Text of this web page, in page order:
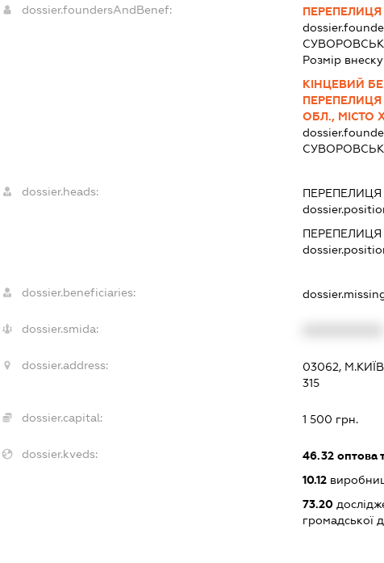
dossier.foundersAndBenef:
Розмір
КІНЦЕВИЙ
ОБЛ., МІСТО
dossier.heads:
dossier.beneficiaries:
dossier.smida:
dossier.address:
03062,
315
dossier.capital: 1 500 грн.
dossier.kveds: 46.32оптова
10.12
73.20
громадської